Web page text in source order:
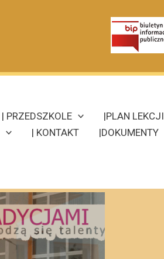
| PRZEDSZKOLE
|PLAN LEKCJI
| KONTAKT
|DOKUMENTY